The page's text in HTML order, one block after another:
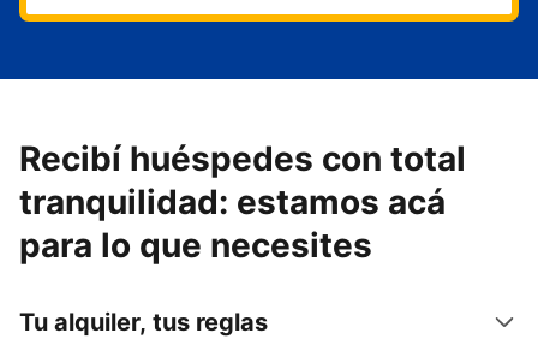
Recibí huéspedes con total
tranquilidad: estamos acá
para lo que necesites
Tu alquiler, tus reglas